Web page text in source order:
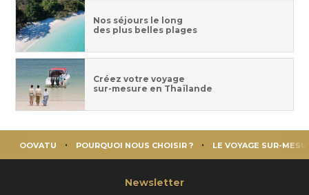
Nos séjours le long
des plus belles plages
Créez votre voyage
sur-mesure en Thaïlande
OOVATU POURQUOI NOUS CHOISIR ? LE VOYAGE SUR-
Newsletter